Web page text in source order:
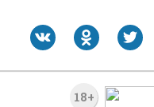
18+